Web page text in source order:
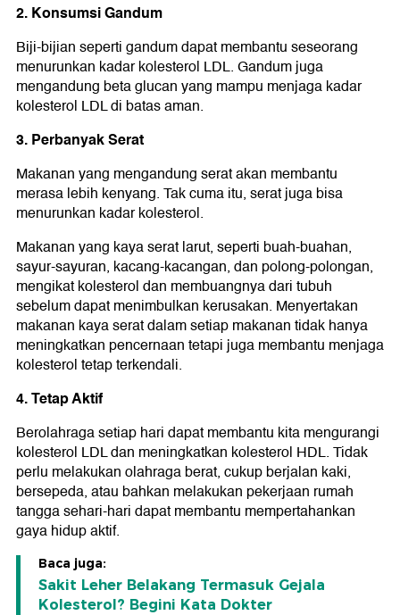
2. Konsumsi Gandum
Biji-bijian seperti gandum dapat membantu seseorang
menurunkan kadar kolesterol LDL. Gandum juga
mengandung beta glucan yang mampu menjaga kadar
kolesterol LDL di batas aman.
3. Perbanyak Serat
Makanan yang mengandung serat akan membantu
merasa lebih kenyang. Tak cuma itu, serat juga bisa
menurunkan kadar kolesterol.
Makanan yang kaya serat larut, seperti buah-buahan,
sayur-sayuran, kacang-kacangan, dan polong-polongan,
mengikat kolesterol dan membuangnya dari tubuh
sebelum dapat menimbulkan kerusakan. Menyertakan
makanan kaya serat dalam setiap makanan tidak hanya
meningkatkan pencernaan tetapi juga membantu menjaga
kolesterol tetap terkendali.
4. Tetap Aktif
Berolahraga setiap hari dapat membantu kita mengurangi
kolesterol LDL dan meningkatkan kolesterol HDL. Tidak
perlu melakukan olahraga berat, cukup berjalan kaki,
bersepeda, atau bahkan melakukan pekerjaan rumah
tangga sehari-hari dapat membantu mempertahankan
gaya hidup aktif.
Baca juga:
Sakit Leher Belakang Termasuk Gejala
Kolesterol? Begini Kata Dokter